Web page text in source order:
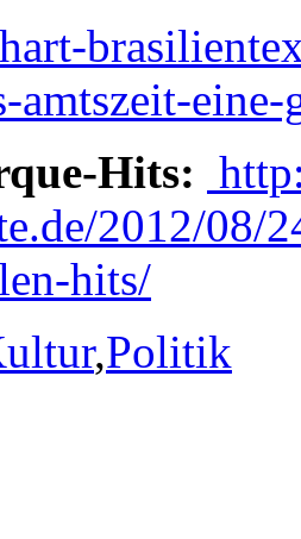
amtszeit-
Hits:
2012/08/
hits/
,Politik